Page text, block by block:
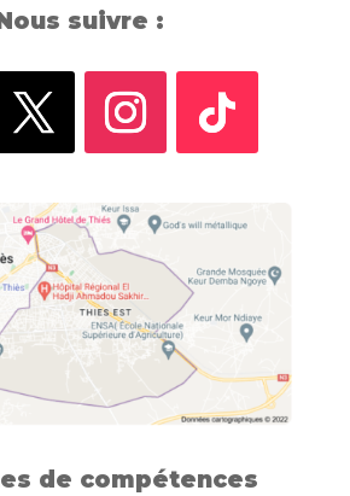
suivre :
de compétences